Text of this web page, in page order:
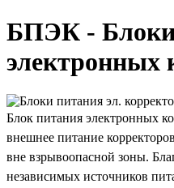
БПЭК -
электронных
Блок питания электронных
внешнее питание
вне взрывоопасной зоны.
независимых источников